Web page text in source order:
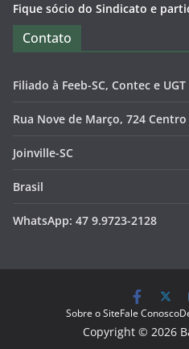
Fique sócio do Sindicato e
Contato
Filiado à Feeb-SC, Contec e UGT
Rua Nove de Março, 724 Centro
Joinville-SC
Brasil
WhatsApp: 47 9.9723-2128
Sobre o SiteFale Conosco
Copyright © 2026